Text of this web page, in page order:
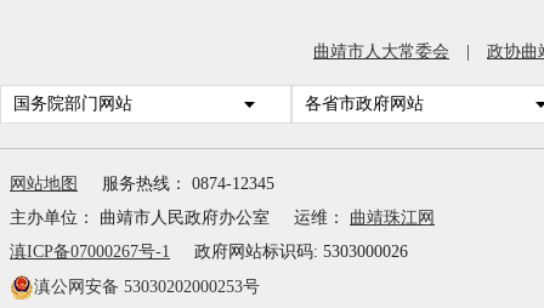
曲靖市人大常委会 政协曲
国务院部门网站 各省市政府网站
网站地图
服务热线： 0874-12345
主办单位： 曲靖市人民政府办公室
运维： 曲靖珠江网
滇ICP备07000267号-1
政府网站标识码: 5303000026
滇公网安备 53030202000253号